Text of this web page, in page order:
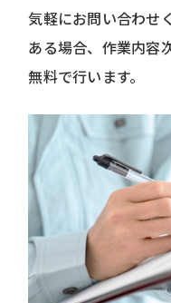
気軽にお問い合わせ
ある場合、作業内容
無料で行います。